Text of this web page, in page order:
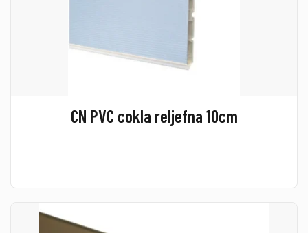
CN PVC cokla reljefna 10cm